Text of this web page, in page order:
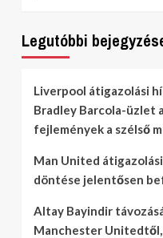
Legutóbbi
Liverpool átigazolási
Bradley Barcola-üzlet
fejlemények a szélső
Man United
döntése jelentősen
Altay Bayindir
Manchester Unitedtől,